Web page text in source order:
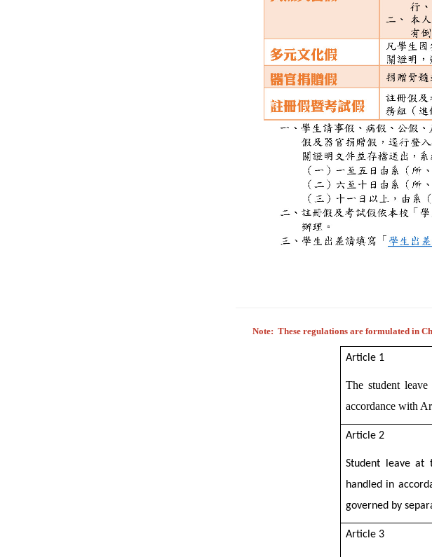
Note: These regulations are formulated in
Article 1
The student leave
accordance with
Article 2
Student leave at
handled in
governed by
Article 3